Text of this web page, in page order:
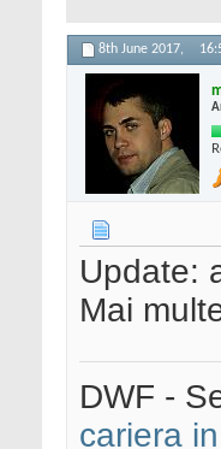
8th June 2017,
Update:
Mai
DWF -
cariera